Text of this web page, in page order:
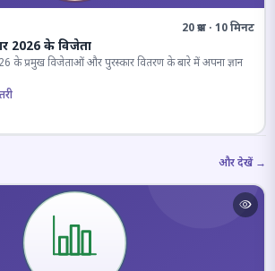
20 प्रश्न · 10 मिनट
2026 के विजेता
के प्रमुख विजेताओं और पुरस्कार वितरण के बारे में अपना ज्ञान
और देखें →